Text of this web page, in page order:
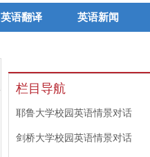
英语翻译 英语新闻
栏目导航
耶鲁大学校园英语情景对话
剑桥大学校园英语情景对话